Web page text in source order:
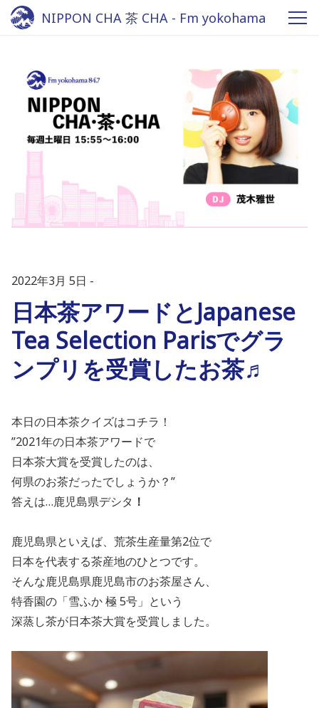
NIPPON CHA 茶 CHA - Fm yokohama
2022年3月 5日
日本茶アワードとJapanese
Tea Selection Parisでグラ
ンプリを受賞したお茶♬
本日の日本茶クイズはコチラ！
”2021年の日本茶アワードで
日本茶大賞を受賞したのは、
何県のお茶だったでしょうか？”
答えは…鹿児島県デシタ ！
鹿児島県といえば、荒茶生産量第2位で
日本を代表する茶産地のひとつです。
そんな鹿児島県鹿児島市のお茶屋さん、
特香園の「雪ふか 極 5号」という
深蒸し茶が日本茶大賞を受賞しました。